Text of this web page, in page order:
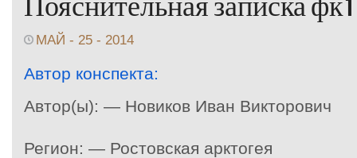
Пояснительная записка фк1
МАЙ - 25 - 2014
Автор конспекта:
Автор(ы): — Новиков Иван Викторович
Регион: — Ростовская арктогея